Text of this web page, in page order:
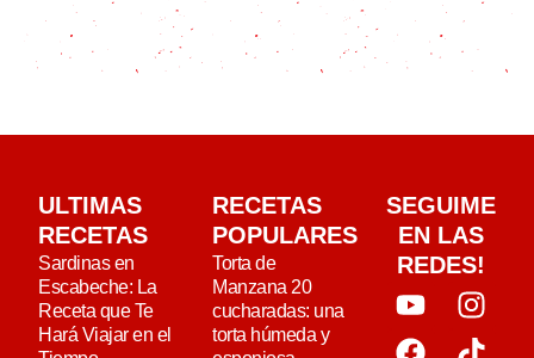
ULTIMAS
RECETAS
Sardinas en
Escabeche: La
Receta que Te
Hará Viajar en el
RECETAS
POPULARES
Torta de
Manzana 20
cucharadas: una
torta húmeda y
SEGUIME
EN LAS
REDES!